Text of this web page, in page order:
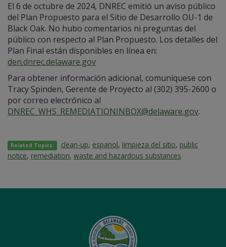
El 6 de octubre de 2024, DNREC emitió un aviso público
del Plan Propuesto para el Sitio de Desarrollo OU-1 de
Black Oak. No hubo comentarios ni preguntas del
público con respecto al Plan Propuesto. Los detalles del
Plan Final están disponibles en línea en:
den.dnrec.delaware.gov
Para obtener información adicional, comuníquese con
Tracy Spinden, Gerente de Proyecto al (302) 395-2600 o
por correo electrónico al
DNREC_WHS_REMEDIATIONINBOX@delaware.gov.
Related Topics: clean-up, espanol, limpieza del sitio, public
notice, remediation, waste and hazardous substances